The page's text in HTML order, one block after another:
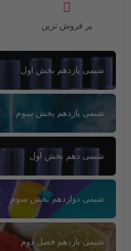
پر فروش ترین
شیمی یازدهم بخش اول
شیمی یازدهم بخش سوم
شیمی دهم بخش اول
شیمی دوازدهم بخش سوم
شیمی یازدهم فصل دوم